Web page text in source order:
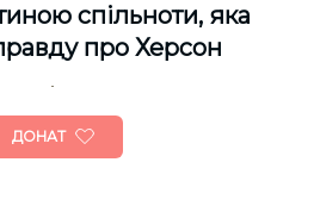
спільноти, яка
про Херсон
ДОНАТ